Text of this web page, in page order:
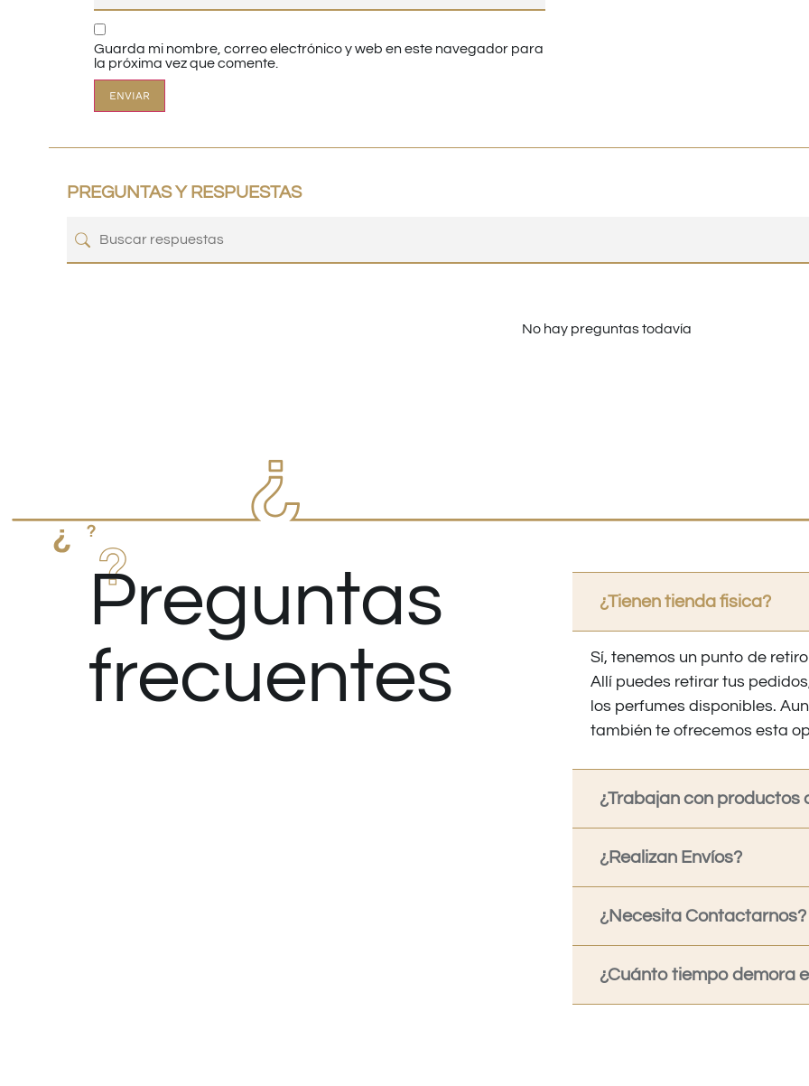
Guarda mi nombre, correo electrónico y web en este navegador para
la próxima vez que comente.
PREGUNTAS Y RESPUESTAS
No hay preguntas todavía
Preguntas
frecuentes
¿Tienen tienda fisica?
Sí, tenemos un punto de
Allí puedes retirar tus
los perfumes disponibles.
también te ofrecemos esta
¿Trabajan con productos
¿Realizan Envíos?
¿Necesita Contactarnos?
¿Cuánto tiempo demora